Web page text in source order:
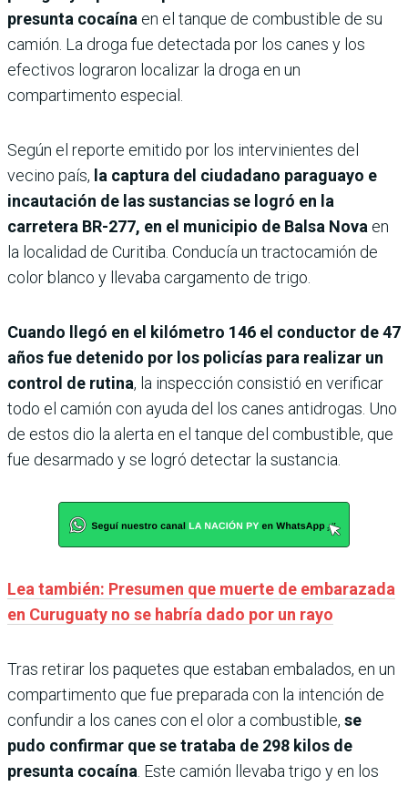
presunta cocaína en el tanque de combustible de su
camión. La droga fue detectada por los canes y los
efectivos lograron localizar la droga en un
compartimento especial.
Según el reporte emitido por los intervinientes del
vecino país, la captura del ciudadano paraguayo e
incautación de las sustancias se logró en la
carretera BR-277, en el municipio de Balsa Nova en
la localidad de Curitiba. Conducía un tractocamión de
color blanco y llevaba cargamento de trigo.
Cuando llegó en el kilómetro 146 el conductor de 47
años fue detenido por los policías para realizar un
control de rutina, la inspección consistió en verificar
todo el camión con ayuda del los canes antidrogas. Uno
de estos dio la alerta en el tanque del combustible, que
fue desarmado y se logró detectar la sustancia.
Lea también: Presumen que muerte de embarazada
en Curuguaty no se habría dado por un rayo
Tras retirar los paquetes que estaban embalados, en un
compartimento que fue preparada con la intención de
confundir a los canes con el olor a combustible, se
pudo confirmar que se trataba de 298 kilos de
presunta cocaína . Este camión llevaba trigo y en los